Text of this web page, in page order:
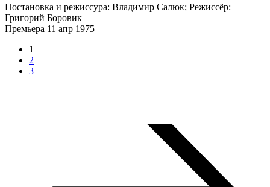
Постановка и режиссура: Владимир Салюк; Режиссёр:
Григорий Боровик
Премьера 11 апр 1975
1
2
3